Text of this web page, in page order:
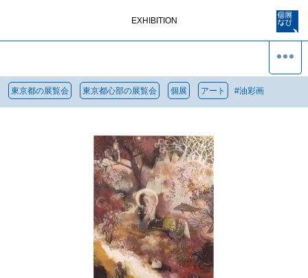
EXHIBITION
東京都の展覧会 東京都心部の展覧会 個展 アート #油彩画